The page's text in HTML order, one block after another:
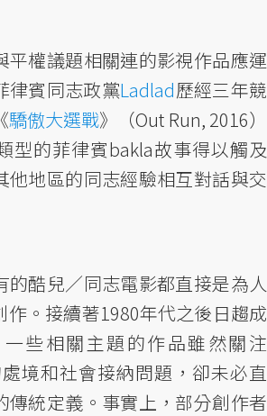
平權議題相關連的影視作品應運
律賓同志政黨Ladlad歷經三年競
驕傲大選戰》（Out Run, 2016）
型的菲律賓bakla故事得以觸及
他地區的同志經驗相互對話與交
的酷兒／同志電影都直接是為人
作。接續著1980年代之後日趨成
些相關主題的作品雖然關注
境和社會接納問題，卻未必直
傳統定義。事實上，部分創作者